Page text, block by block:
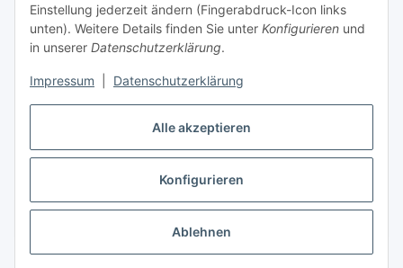
Alle akzeptieren
Konfigurieren
Ablehnen
Einstellung jederzeit ändern (Fingerabdruck-Icon links
unten). Weitere Details finden Sie unter Konfigurieren und
in unserer Datenschutzerklärung.
Impressum Datenschutzerklärung